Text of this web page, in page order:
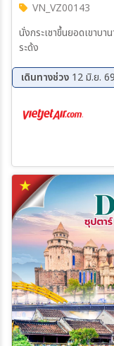
VN_VZ00143
นั่งกระเชาขึ้นยอดเขาบ
ระด้ง
เดินทางช่วง 12 มิ.ย.
04 ก.ย. 69 - 06 ก.ย. 69